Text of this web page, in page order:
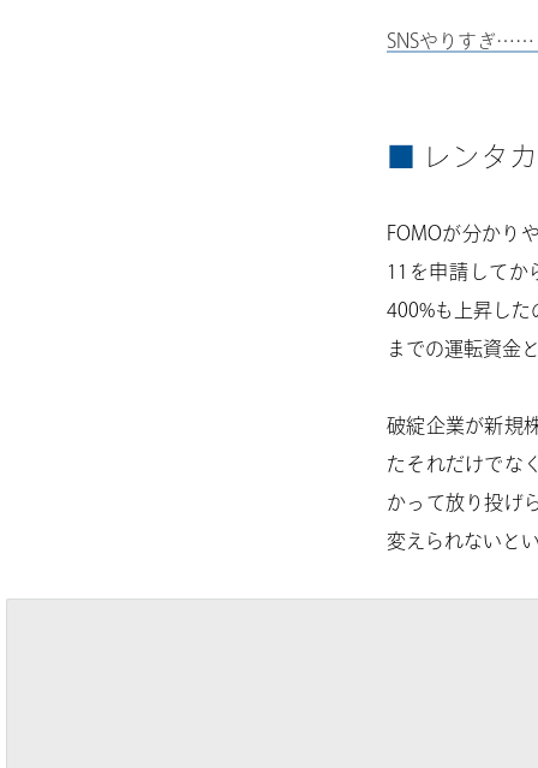
SNSやりすぎ……
レンタ
FOMOが分かり
11を申請してか
400%も上昇した
までの運転資金
破綻企業が新規
たそれだけでな
かって放り投げ
変えられないと